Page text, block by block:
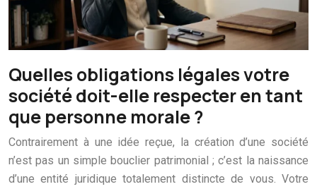
Quelles obligations légales votre
société doit-elle respecter en tant
que personne morale ?
Contrairement à une idée reçue, la création d’une société
n’est pas un simple bouclier patrimonial ; c’est la naissance
d’une entité juridique totalement distincte de vous. Votre